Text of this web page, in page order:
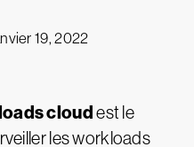
19, 2022
cloudest le
les workloads